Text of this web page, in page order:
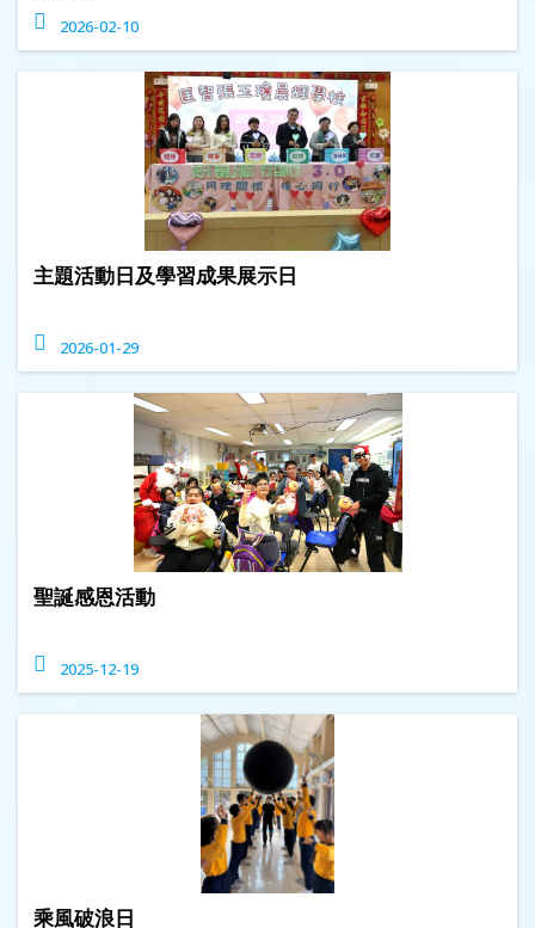
2026-02-10
主題活動日及學習成果展示日
2026-01-29
聖誕感恩活動
2025-12-19
乘風破浪日